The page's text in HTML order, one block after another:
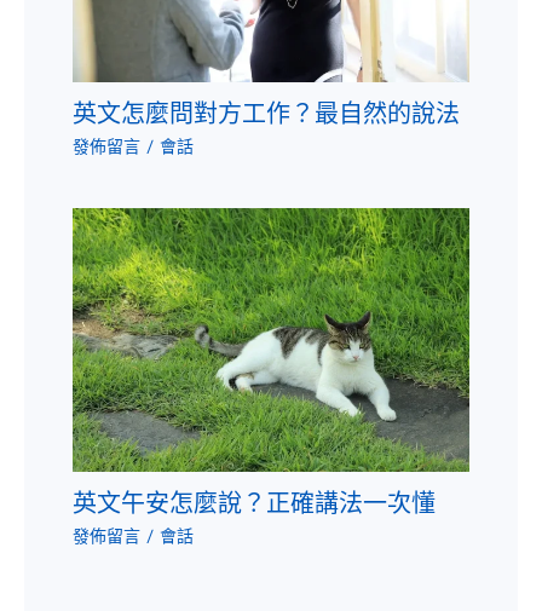
英文怎麼問對方工作？最自然的說法
發佈留言 / 會話
英文午安怎麼說？正確講法一次懂
發佈留言 / 會話